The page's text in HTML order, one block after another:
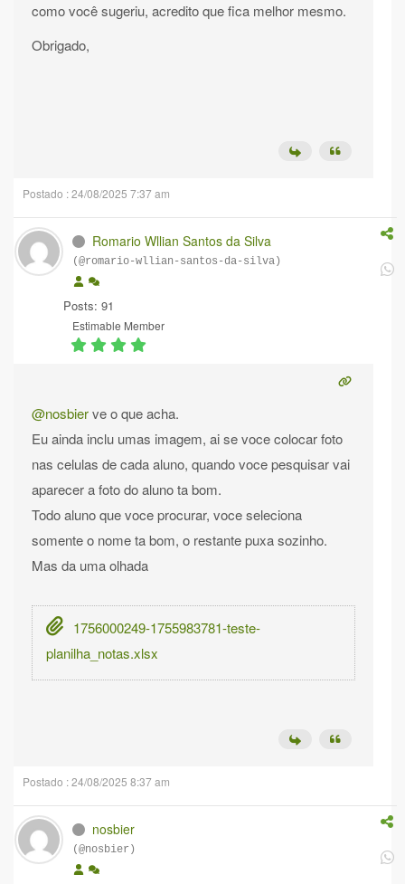
como você sugeriu, acredito que fica melhor mesmo.
Obrigado,
Postado : 24/08/2025 7:37 am
Romario Wllian Santos da Silva
(@romario-wllian-santos-da-silva)
Posts: 91
Estimable Member
@nosbierve o que acha.
Eu ainda inclu umas imagem, ai se voce colocar foto
nas celulas de cada aluno, quando voce pesquisar vai
aparecer a foto do aluno ta bom.
Todo aluno que voce procurar, voce seleciona
somente o nome ta bom, o restante puxa sozinho.
Mas da uma olhada
1756000249-1755983781-teste-
planilha_notas.xlsx
Postado : 24/08/2025 8:37 am
nosbier
(@nosbier)